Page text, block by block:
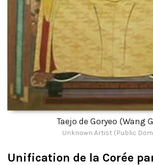
Taejo de Goryeo (Wang
Unknown Artist (Public
Unification de la Corée